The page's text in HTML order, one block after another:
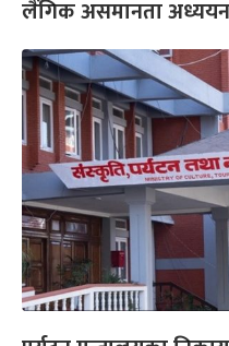
लैंगिक असमानता